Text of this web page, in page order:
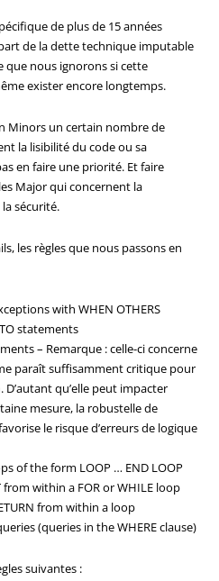
de plus de 15 années
de la dette technique imputable
que nous ignorons si cette
exister encore longtemps.
Minors un certain nombre de
la lisibilité du code ou sa
en faire une priorité. Et faire
Major qui concernent la
sécurité.
les règles que nous passons en
with WHEN OTHERS
statements
– Remarque : celle-ci concerne
paraît suffisamment critique pour
qu’elle peut impacter
mesure, la robustelle de
le risque d’erreurs de logique
of the form LOOP … END LOOP
from within a FOR or WHILE loop
from within a loop
(queries in the WHERE clause)
suivantes :